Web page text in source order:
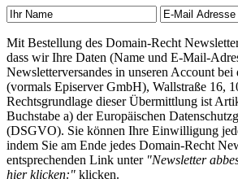
Mit Bestellung des Domain-Recht
dass wir Ihre Daten (Name und E-Mail-
Newsletterversandes in unseren Account
(vormals Episerver GmbH), Wallstraße 16,
Rechtsgrundlage dieser Übermittlung ist
Buchstabe a) der Europäischen
(DSGVO). Sie können Ihre Einwilligung
indem Sie am Ende jedes Domain-Recht
entsprechenden Link unter "Newsletter
hier klicken:" klicken.